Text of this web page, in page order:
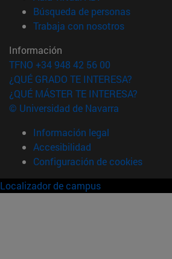
Búsqueda de personas(abre en
Trabaja con nosotros(abre en
Información
TFNO +34 948 42 56 00
¿QUÉ GRADO TE INTERESA?
¿QUÉ MÁSTER TE INTERESA?
© Universidad de Navarra
Información legal
Accesibilidad
Configuración de cookies
Localizador de campus